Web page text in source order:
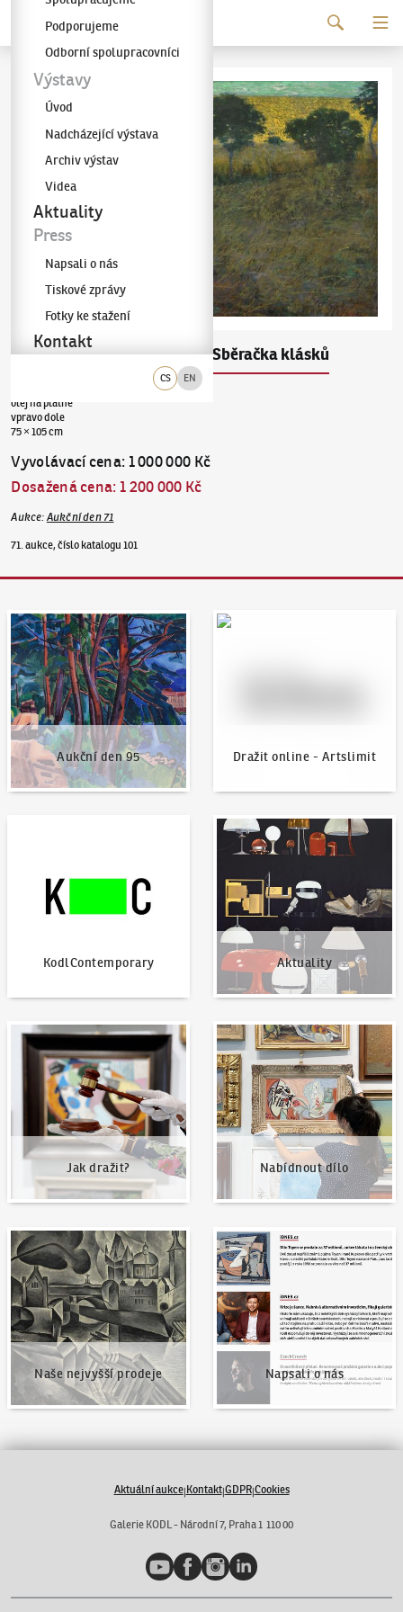
Galerie KODL
CS EN
Podporujeme
Odborní spolupracovníci
Výstavy
Úvod
Nadcházející výstava
Archiv výstav
Videa
Aktuality
Press
Napsali o nás
Tiskové zprávy
Fotky ke stažení
Kontakt
Antonín Hudeček(1872–1941)Sběračka klásků
olej na plátně
vpravo dole
75 × 105 cm
Vyvolávací cena: 1 000 000 Kč
Dosažená cena: 1 200 000 Kč
Aukce: Aukční den 71
71. aukce, číslo katalogu 101
Aukční den 95
Aukční den 95
Dražit online - Artslimit
Dražit online - Artslimit
KodlContemporary Aktuality
Aktuality
Jak dražit?
Jak dražit?
Nabídnout dílo
Nabídnout dílo
Naše nejvyšší prodeje
Naše nejvyšší prodeje
Napsali o nás
Napsali o nás
Aktuální aukce|Kontakt|GDPR|Cookies
Galerie KODL - Národní 7, Praha 1 110 00
YouTubeFacebookInstagramLinkedIn